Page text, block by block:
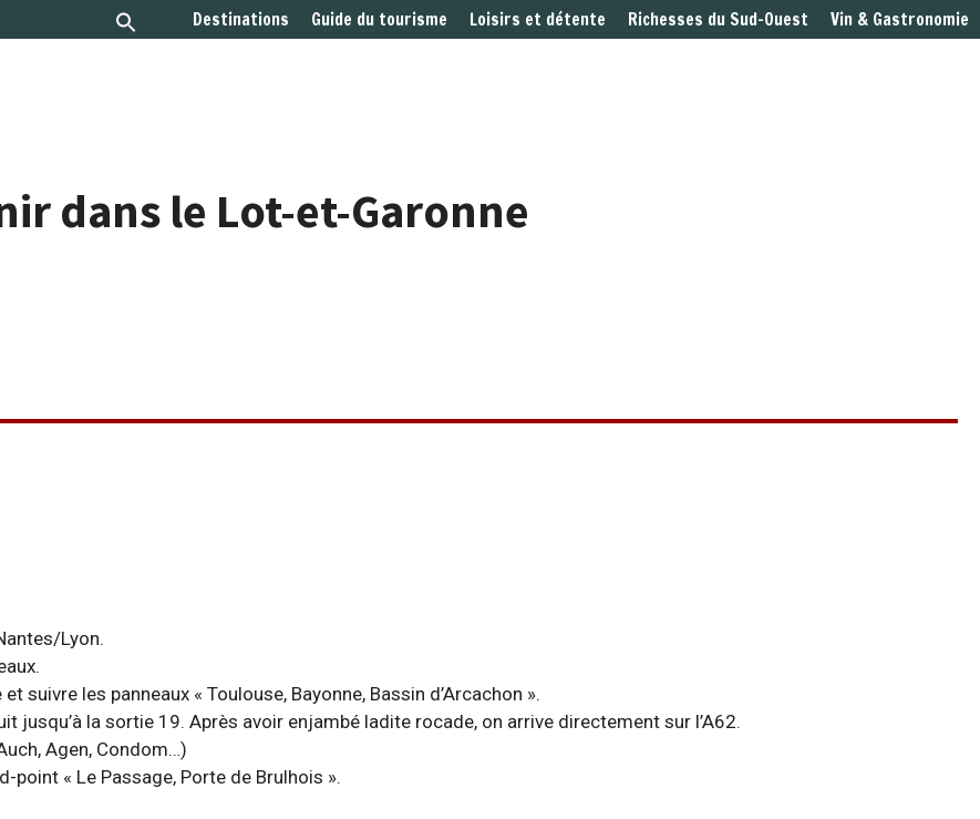
Destinations Guide du tourisme Loisirs et détente Richesses du Sud-Ouest Vin & Gastronomie
dans le Lot-et-Garonne
Lyon.
suivre les panneaux « Toulouse, Bayonne, Bassin d’Arcachon ».
jusqu’à la sortie 19. Après avoir enjambé ladite rocade, on arrive directement sur l’A62.
Agen, Condom…)
« Le Passage, Porte de Brulhois ».